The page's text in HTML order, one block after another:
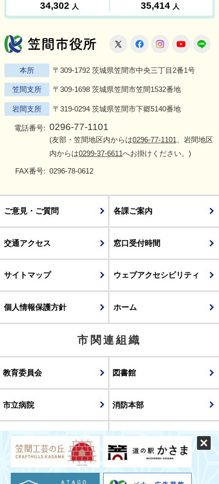
笠間市役所
X FacebookInstagram
本所 〒309-1792 茨城県笠間市中央三丁目2番1号
笠間支所 〒309-1698 茨城県笠間市笠間1532番地
岩間支所 〒319-0294 茨城県笠間市下郷5140番地
電話番号: 0296-77-1101
(友部・笠間地区内からは0296-77-1101 、岩間地区
内からは0299-37-6611へお掛けください。)
FAX番号: 0296-78-0612
ご意見・ご質問 各課ご案内
交通アクセス 窓口受付時間
サイトマップ ウェブアクセシビリティ
個人情報保護方針 ホーム
市関連組織
教育委員会 図書館
市立病院 消防本部
議会
表示 スマートフォン版 パソコン版